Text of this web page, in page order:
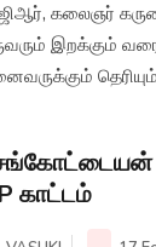
கலைஞர்
இறக்கும்
காட்டம்